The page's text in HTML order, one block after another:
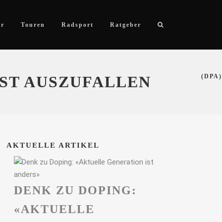
Touren Radsport Ratgeber
AUSZUFALLEN (DPA)
AKTUELLE ARTIKEL
DENK ZU DOPING:
«AKTUELLE